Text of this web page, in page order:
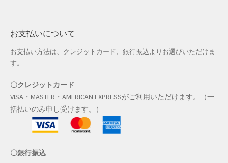
冬服ファッション特集
商品一覧
夏服ファッション特集
店舗一覧
店舗管理
成人の日特集
お支払いについて
お支払い方法は、クレジットカード、銀行振込よりお選びいただけま
す。
〇クレジットカード
VISA・MASTER・AMERICAN EXPRESSがご利用いただけます。（一
括払いのみ申し受けます。）
〇銀行振込